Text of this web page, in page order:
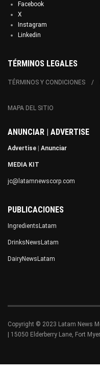
Facebook
X
Instagram
Linkedin
TÉRMINOS LEGALES
TÉRMINOS Y CONDICIONES
MAPA DEL SITIO
ANUNCIAR | ADVERTISE
Advertise Anunciar
MEDIA KIT
jc@latamnewscorp.com
PUBLICACIONES
IngredientsLatam
DrinksNewsLatam
DairyNewsLatam
Copyright © 2023 Latam News
| 15050 Elderberry Lane, Fort